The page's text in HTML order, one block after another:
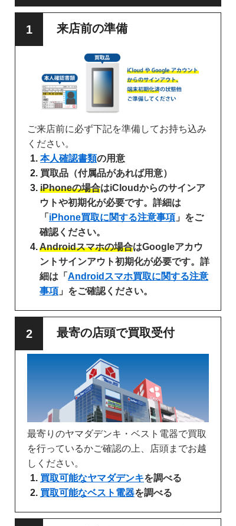
来店前の準備
ご来店前に必ず下記を準備してお持ち込み
ください。
本人確認書類の用意
買取品（付属品があれば用意）
iPhoneの場合はiCloudからのサインア
ウトや初期化が必要です。詳細は
「 iPhone買取に関する注意事項 」をご
確認ください。
Androidスマホの場合はGoogleアカウ
ントサインアウト初期化が必要です。詳
細は「 Androidスマホ買取に関する注意
事項 」をご確認ください。
最寄の店頭で買取受付
最寄りのヤマダデンキ・ベスト電器で買取
を行っているかご確認の上、店頭までお越
しください。
買取可能なヤマダデンキを調べる
買取可能なベスト電器を調べる